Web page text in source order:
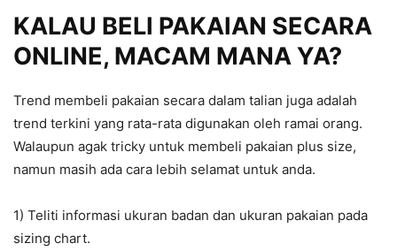
KALAU BELI PAKAIAN SECARA
ONLINE, MACAM MANA YA?
Trend membeli pakaian secara dalam talian juga adalah
trend terkini yang rata-rata digunakan oleh ramai orang.
Walaupun agak tricky untuk membeli pakaian plus size,
namun masih ada cara lebih selamat untuk anda.
1) Teliti informasi ukuran badan dan ukuran pakaian pada
sizing chart.